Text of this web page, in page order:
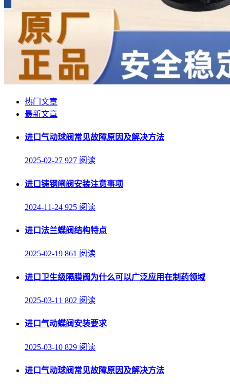
热门文章
最新文章
进口气动球阀常见故障原因及解决方法
2025-02-27 927 阅读
进口铸钢闸阀安装注意事项
2024-11-24 925 阅读
进口法兰蝶阀结构特点
2025-02-19 861 阅读
进口卫生级隔膜阀为什么可以广泛应用在制药领域
2025-03-11 802 阅读
进口气动蝶阀安装要求
2025-03-10 829 阅读
进口气动球阀常见故障原因及解决方法